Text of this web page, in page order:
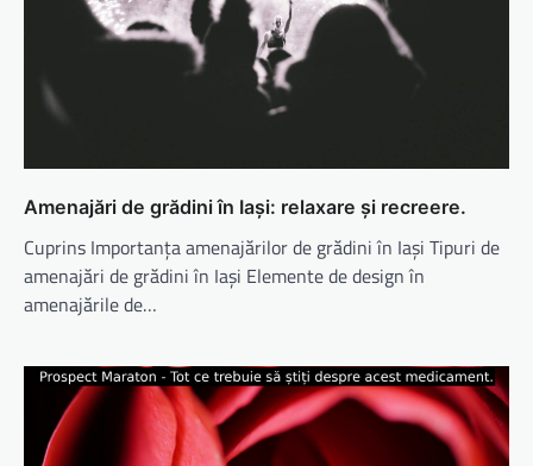
Amenajări de grădini în Iași: relaxare și recreere.
Cuprins Importanța amenajărilor de grădini în Iași Tipuri de
amenajări de grădini în Iași Elemente de design în
amenajările de…